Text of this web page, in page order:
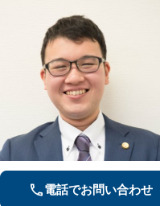
電話でお問い合わせ